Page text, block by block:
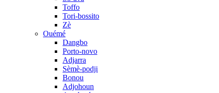
Toffo
Tori-bossito
Zè
Ouémé
Dangbo
Porto-novo
Adjarra
Sèmè-podji
Bonou
Adjohoun